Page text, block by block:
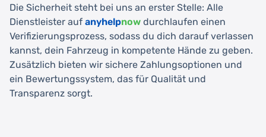
Die Sicherheit steht bei uns an erster Stelle: Alle
Dienstleister auf anyhelpnow durchlaufen einen
Verifizierungsprozess, sodass du dich darauf verlassen
kannst, dein Fahrzeug in kompetente Hände zu geben.
Zusätzlich bieten wir sichere Zahlungsoptionen und
ein Bewertungssystem, das für Qualität und
Transparenz sorgt.